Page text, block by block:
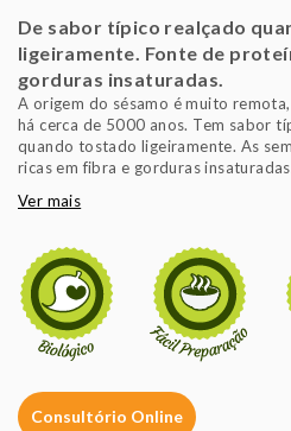
De sabor típico realçado
ligeiramente. Fonte de
gorduras insaturadas.
A origem do sésamo é muito
há cerca de 5000 anos. Tem sabor
quando tostado ligeiramente. As
ricas em fibra e gorduras
Ver mais
Consultório Online